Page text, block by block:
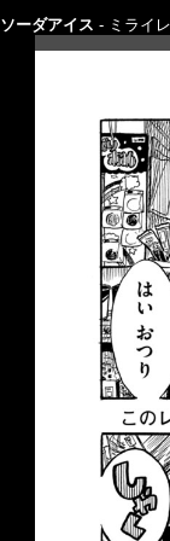
ーダアイス ミライ